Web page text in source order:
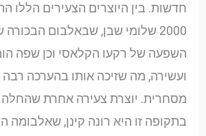
חדשות. בין היוצרים הצעירים הללו
2000 שלומי שבן, שבאלבום הבכורה
השפעה של רקעו הקלאסי וכן שפה
ועשירה, מה שזיכה אותו בהערכה
מסחרית. יוצרת צעירה אחרת
בתקופה זו היא רונה קינן, שאלבומה